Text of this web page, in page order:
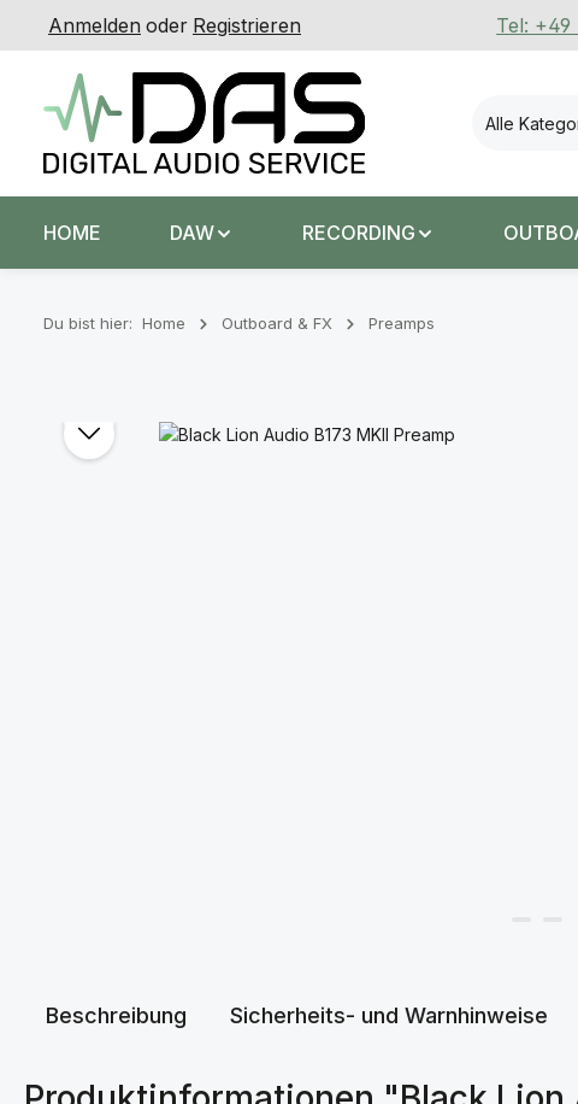
Hauptinhalt springen
Zur Suche springen
Zur Hauptnavigation springen
Anmelden oder Registrieren Tel:
Alle
HOME DAW RECORDING
Du bist hier: Home Outboard & FX Preamps
Bildergalerie überspringen
Beschreibung Sicherheits- und Warnhinweise